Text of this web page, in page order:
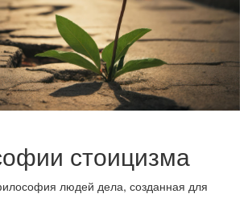
стоицизма
людей дела, созданная для